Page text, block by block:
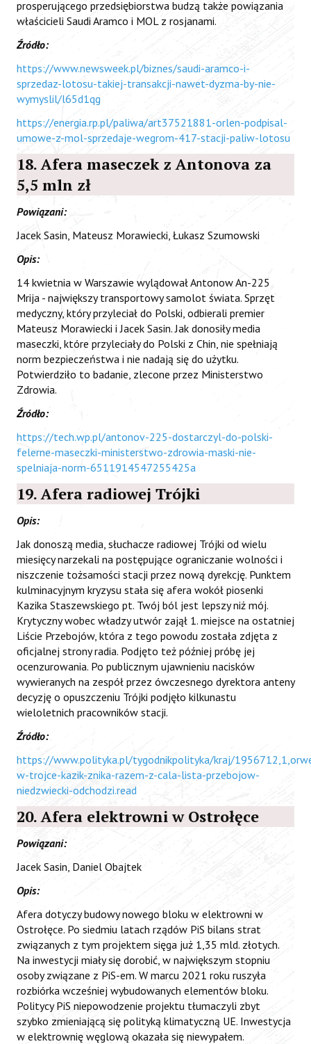
prosperującego przedsiębiorstwa budzą także powiązania
właścicieli Saudi Aramco i MOL z rosjanami.
Źródło:
https://www.newsweek.pl/biznes/saudi-aramco-i-
sprzedaz-lotosu-takiej-transakcji-nawet-dyzma-by-nie-
wymyslil/l65d1qg
https://energia.rp.pl/paliwa/art37521881-orlen-podpisal-
umowe-z-mol-sprzedaje-wegrom-417-stacji-paliw-lotosu
18. Afera maseczek z Antonova za
5,5 mln zł
Powiązani:
Jacek Sasin, Mateusz Morawiecki, Łukasz Szumowski
Opis:
14 kwietnia w Warszawie wylądował Antonow An-225
Mrija - największy transportowy samolot świata. Sprzęt
medyczny, który przyleciał do Polski, odbierali premier
Mateusz Morawiecki i Jacek Sasin. Jak donosiły media
maseczki, które przyleciały do Polski z Chin, nie spełniają
norm bezpieczeństwa i nie nadają się do użytku.
Potwierdziło to badanie, zlecone przez Ministerstwo
Zdrowia.
Źródło:
https://tech.wp.pl/antonov-225-dostarczyl-do-polski-
felerne-maseczki-ministerstwo-zdrowia-maski-nie-
spelniaja-norm-6511914547255425a
19. Afera radiowej Trójki
Opis:
Jak donoszą media, słuchacze radiowej Trójki od wielu
miesięcy narzekali na postępujące ograniczanie wolności i
niszczenie tożsamości stacji przez nową dyrekcję. Punktem
kulminacyjnym kryzysu stała się afera wokół piosenki
Kazika Staszewskiego pt. Twój ból jest lepszy niż mój.
Krytyczny wobec władzy utwór zajął 1. miejsce na ostatniej
Liście Przebojów, która z tego powodu została zdjęta z
oficjalnej strony radia. Podjęto też później próbę jej
ocenzurowania. Po publicznym ujawnieniu nacisków
wywieranych na zespół przez ówczesnego dyrektora anteny
decyzję o opuszczeniu Trójki podjęło kilkunastu
wieloletnich pracowników stacji.
Źródło:
https://www.polityka.pl/tygodnikpolityka/kraj/
w-trojce-kazik-znika-razem-z-cala-lista-przebojow-
niedzwiecki-odchodzi.read
20. Afera elektrowni w Ostrołęce
Powiązani:
Jacek Sasin, Daniel Obajtek
Opis:
Afera dotyczy budowy nowego bloku w elektrowni w
Ostrołęce. Po siedmiu latach rządów PiS bilans strat
związanych z tym projektem sięga już 1,35 mld. złotych.
Na inwestycji miały się dorobić, w największym stopniu
osoby związane z PiS-em. W marcu 2021 roku ruszyła
rozbiórka wcześniej wybudowanych elementów bloku.
Politycy PiS niepowodzenie projektu tłumaczyli zbyt
szybko zmieniającą się polityką klimatyczną UE. Inwestycja
w elektrownię węglową okazała się niewypałem.